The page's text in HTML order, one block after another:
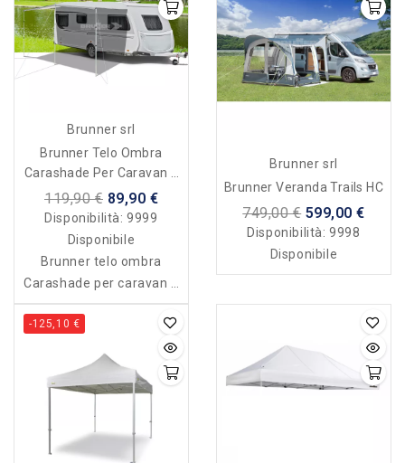
Brunner srl
Brunner Telo Ombra
Carashade Per Caravan E
Van 250 X 240 Cm
119,90 € 89,90 €
Disponibilità:9999
Disponibile
Brunner telo ombra
Carashade per caravan e
van 250 x 240 cm
Brunner srl
Brunner Veranda Trails HC
749,00 € 599,00 €
Disponibilità:9998
Disponibile
-125,10 €